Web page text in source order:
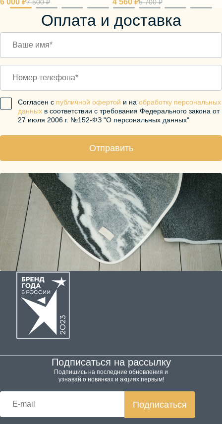
6 000 ₽7 500 ₽ 4 560 ₽5 700 ₽
Оплата и доставка
Согласен с публичной офертой и на обработку персональных
данных в соответствии с требования Федерального закона от
27 июля 2006 г. №152-ФЗ "О персональных данных"
Отправить
Подписаться на рассылку
Подпишись на последние обновления и
узнавай о новинках и акциях первым!
Подписаться